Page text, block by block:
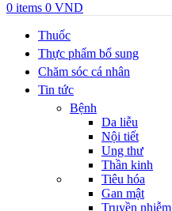
0 items 0 VND
Thuốc
Thực phẩm bổ sung
Chăm sóc cá nhân
Tin tức
Bệnh
Da liễu
Nội tiết
Ung thư
Thần kinh
Tiêu hóa
Gan mật
Truyền nhiễm